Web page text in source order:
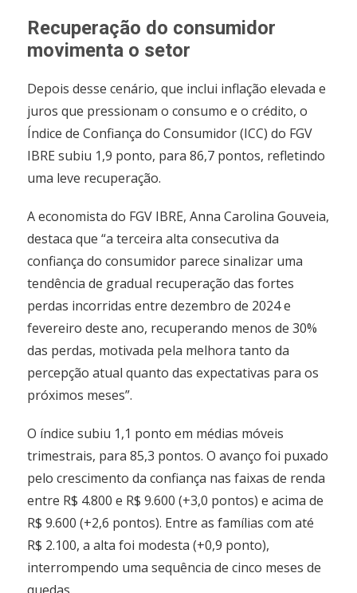
Recuperação do consumidor
movimenta o setor
Depois desse cenário, que inclui inflação elevada e
juros que pressionam o consumo e o crédito, o
Índice de Confiança do Consumidor (ICC) do FGV
IBRE subiu 1,9 ponto, para 86,7 pontos, refletindo
uma leve recuperação.
A economista do FGV IBRE, Anna Carolina Gouveia,
destaca que “a terceira alta consecutiva da
confiança do consumidor parece sinalizar uma
tendência de gradual recuperação das fortes
perdas incorridas entre dezembro de 2024 e
fevereiro deste ano, recuperando menos de 30%
das perdas, motivada pela melhora tanto da
percepção atual quanto das expectativas para os
próximos meses”.
O índice subiu 1,1 ponto em médias móveis
trimestrais, para 85,3 pontos. O avanço foi puxado
pelo crescimento da confiança nas faixas de renda
entre R$ 4.800 e R$ 9.600 (+3,0 pontos) e acima de
R$ 9.600 (+2,6 pontos). Entre as famílias com até
R$ 2.100, a alta foi modesta (+0,9 ponto),
interrompendo uma sequência de cinco meses de